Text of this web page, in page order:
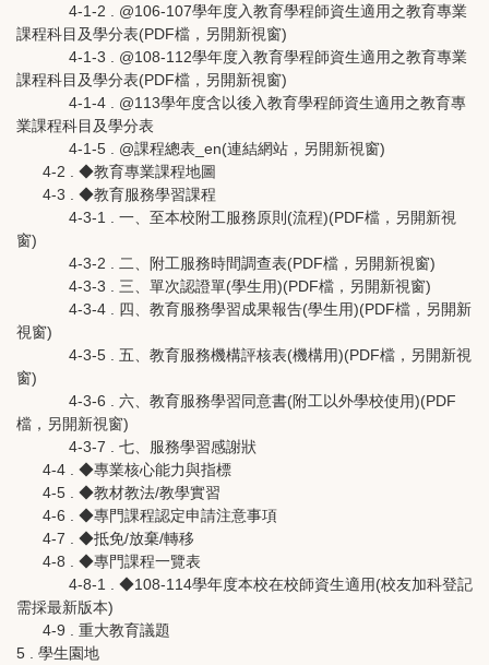
4-1-2 . @106-107學年度入教育學程師資生適用之教育專業
課程科目及學分表(PDF檔，另開新視窗)
4-1-3 . @108-112學年度入教育學程師資生適用之教育專業
課程科目及學分表(PDF檔，另開新視窗)
4-1-4 . @113學年度含以後入教育學程師資生適用之教育專
業課程科目及學分表
4-1-5 . @課程總表_en(連結網站，另開新視窗)
4-2 . ◆教育專業課程地圖
4-3 . ◆教育服務學習課程
4-3-1 . 一、至本校附工服務原則(流程)(PDF檔，另開新視
窗)
4-3-2 . 二、附工服務時間調查表(PDF檔，另開新視窗)
4-3-3 . 三、單次認證單(學生用)(PDF檔，另開新視窗)
4-3-4 . 四、教育服務學習成果報告(學生用)(PDF檔，另開新
視窗)
4-3-5 . 五、教育服務機構評核表(機構用)(PDF檔，另開新視
窗)
4-3-6 . 六、教育服務學習同意書(附工以外學校使用)(PDF
檔，另開新視窗)
4-3-7 . 七、服務學習感謝狀
4-4 . ◆專業核心能力與指標
4-5 . ◆教材教法/教學實習
4-6 . ◆專門課程認定申請注意事項
4-7 . ◆抵免/放棄/轉移
4-8 . ◆專門課程一覽表
4-8-1 . ◆108-114學年度本校在校師資生適用(校友加科登記
需採最新版本)
4-9 . 重大教育議題
5 . 學生園地